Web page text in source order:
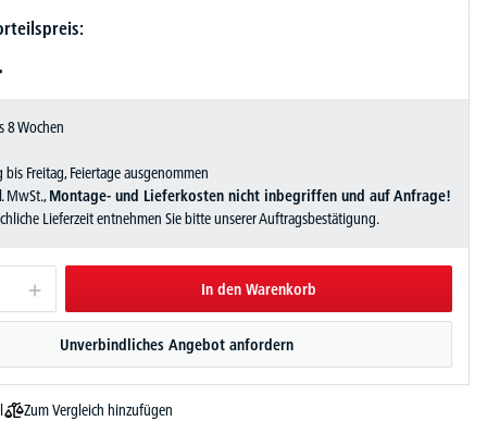
8 Wochen
Freitag, Feiertage ausgenommen
MwSt.,Montage- und Lieferkosten nicht inbegriffen und auf Anfrage!
Lieferzeit entnehmen Sie bitte unserer Auftragsbestätigung.
In den Warenkorb
Unverbindliches Angebot anfordern
Zum Vergleich hinzufügen